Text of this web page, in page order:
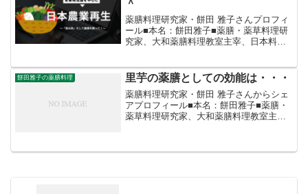
＾
薬膳料理研究家・餅田 雅子さんプロフィ
ール■本名：餅田雅子■薬膳・薬草料理研
究家、大和薬膳料理教室主宰、日本料理
開発、農家起業グループのネット販売受
託、各地の特産品によ...
餅田雅子の薬膳料理 里芋の薬膳としての効能は・・・
薬膳料理研究家・餅田 雅子さんからシェ
アプロフィール■本名：餅田雅子■薬膳・
薬草料理研究家、大和薬膳料理教室主
味噌カレーを開発、農家起業グループの